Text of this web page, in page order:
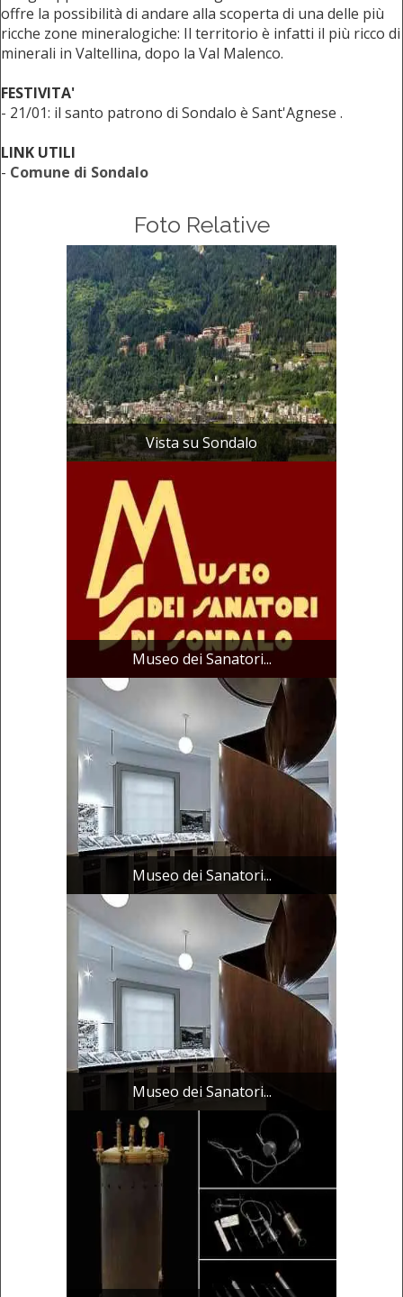
offre la possibilità di andare alla scoperta di una delle più
ricche zone mineralogiche: Il territorio è infatti il più ricco di
minerali in Valtellina, dopo la Val Malenco.
FESTIVITA'
- 21/01: il santo patrono di Sondalo è Sant'Agnese .
LINK UTILI
- Comune di Sondalo
Foto Relative
Vista su Sondalo
Museo dei Sanatori...
Museo dei Sanatori...
Museo dei Sanatori...